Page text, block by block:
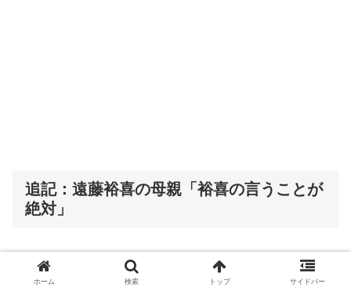
追記：遠藤裕喜の母親「裕喜の言うことが
絶対」
生い立ちの一番最初の部分で触れたように、遠藤裕喜の母
親は嘘つきであると書きました。遠藤裕喜に関してその
ホーム 検索 トップ サイドバー